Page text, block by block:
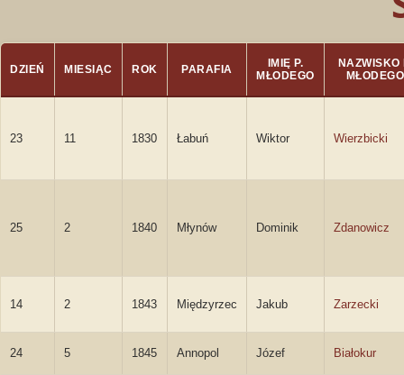
DZIEŃ MIESIĄC ROK PARAFIA
IMIĘ P.
MŁODEGO
NAZWISKO
MŁODEGO
23 11 1830 Łabuń Wiktor Wierzbicki
25 2 1840 Młynów Dominik Zdanowicz
14 2 1843 Międzyrzec Jakub Zarzecki
24 5 1845 Annopol Józef Białokur